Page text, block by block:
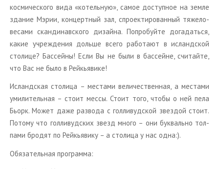
кос­ми­че­ско­го вида «ко­тель­ную», самое до­ступ­ное на земле
зда­ние Мэрии, кон­церт­ный зал, спро­ек­ти­ро­ван­ный тя­же­ло­
ве­са­ми скан­ди­нав­ско­го ди­зай­на. По­про­буй­те до­га­дать­ся,
какие учре­жде­ния доль­ше всего ра­бо­та­ют в ис­ланд­ской
сто­ли­це? Бас­сей­ны! Если Вы не были в бас­сейне, счи­тай­те,
что Вас не было в Рейкья­ви­ке!
Ис­ланд­ская сто­ли­ца – ме­ста­ми ве­ли­че­ствен­ная, а ме­ста­ми
уми­ли­тель­ная – стоит мессы. Стоит того, чтобы о ней пела
Бьорк. Может даже раз­во­да с гол­ли­вуд­ской звез­дой стоит.
По­то­му что гол­ли­вуд­ских звезд много – они бук­валь­но тол­
па­ми бро­дят по Рейкья­ви­ку – а сто­ли­ца у нас одна:).
Обя­за­тель­ная про­грам­ма: